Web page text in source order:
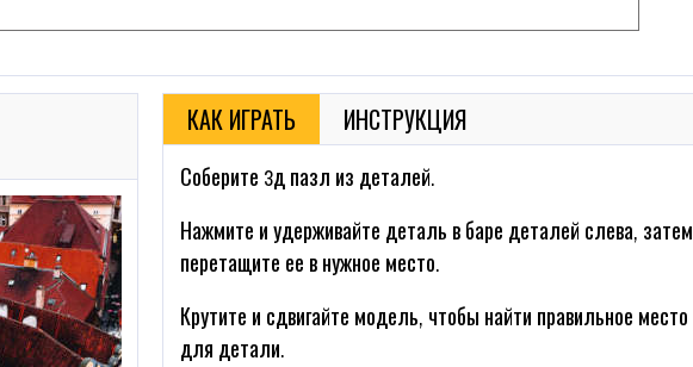
КАК ИГРАТЬ ИНСТРУКЦИЯ
Соберите 3д пазл из деталей.
Нажмите и удерживайте деталь в баре деталей слева, затем
перетащите ее в нужное место.
Крутите и сдвигайте модель, чтобы найти правильное место
для детали.